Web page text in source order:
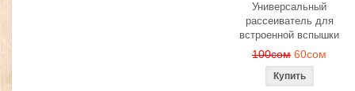
Универсальный
рассеиватель для
встроенной вспышки
100сом 60сом